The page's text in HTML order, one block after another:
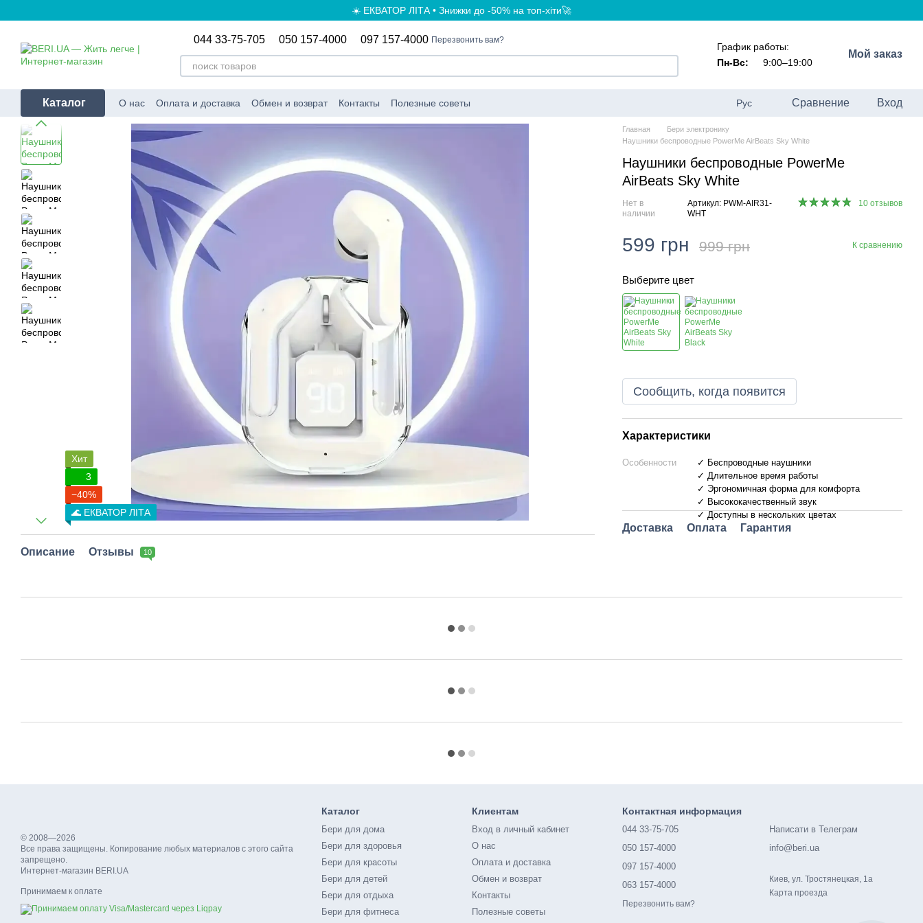
☀️ ЕКВАТОР ЛІТА • Знижки до -50% на топ-хіти🚀
044 33-75-705 050 157-4000 097 157-4000 Перезвонить вам?
График работы:
Пн-Вс:
9:00–19:00
Мой заказ
Каталог О нас Оплата и доставка Обмен и возврат Контакты Полезные советы Рус Сравнение Вход
Хит
3
−40%
🌊 ЕКВАТОР ЛІТА
Описание Отзывы 10
Главная
Бери электронику
Наушники беспроводные PowerMe AirBeats Sky White
Наушники беспроводные PowerMe
AirBeats Sky White
Нет в
наличии
Артикул: PWM-AIR31-
WHT
10 отзывов
599 грн 999 грн К сравнению
Выберите цвет
Сообщить, когда появится
Характеристики
Особенности
✓ Беспроводные наушники
✓ Длительное время работы
✓ Эргономичная форма для комфорта
✓ Высококачественный звук
✓ Доступны в нескольких цветах
Доставка Оплата Гарантия
© 2008—2026
Все права защищены. Копирование любых материалов с этого сайта
запрещено.
Интернет-магазин BERI.UA
Принимаем к оплате
Каталог
Бери для дома
Бери для здоровья
Бери для красоты
Бери для детей
Бери для отдыха
Бери для фитнеса
Клиентам
Вход в личный кабинет
О нас
Оплата и доставка
Обмен и возврат
Контакты
Полезные советы
Контактная информация
044 33-75-705
050 157-4000
097 157-4000
063 157-4000
Перезвонить вам?
Написати в Телеграм
info@beri.ua
Киев, ул. Тростянецкая, 1а
Карта проезда